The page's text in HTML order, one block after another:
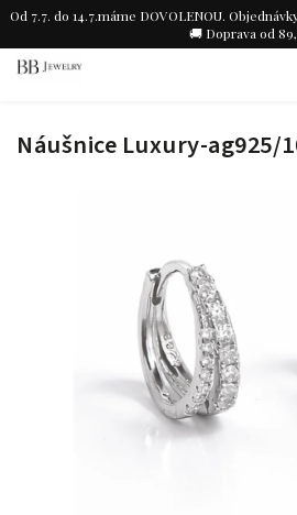
Od 7.7. do 14.7.máme DOVOLENOU.
🚚 Doprava od
Náušnice Luxury-ag925/